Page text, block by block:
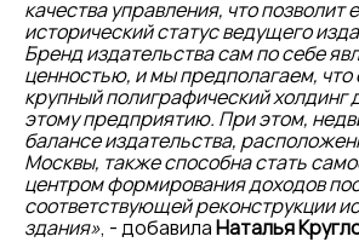
качества управления, что позволит
исторический статус ведущего
Бренд издательства сам по себе
ценностью, и мы предполагаем, что
крупный полиграфический холдинг
этому предприятию. При этом,
балансе издательства,
Москвы, также способна стать
центром формирования доходов
соответствующей реконструкции
здания», - добавилаНаталья